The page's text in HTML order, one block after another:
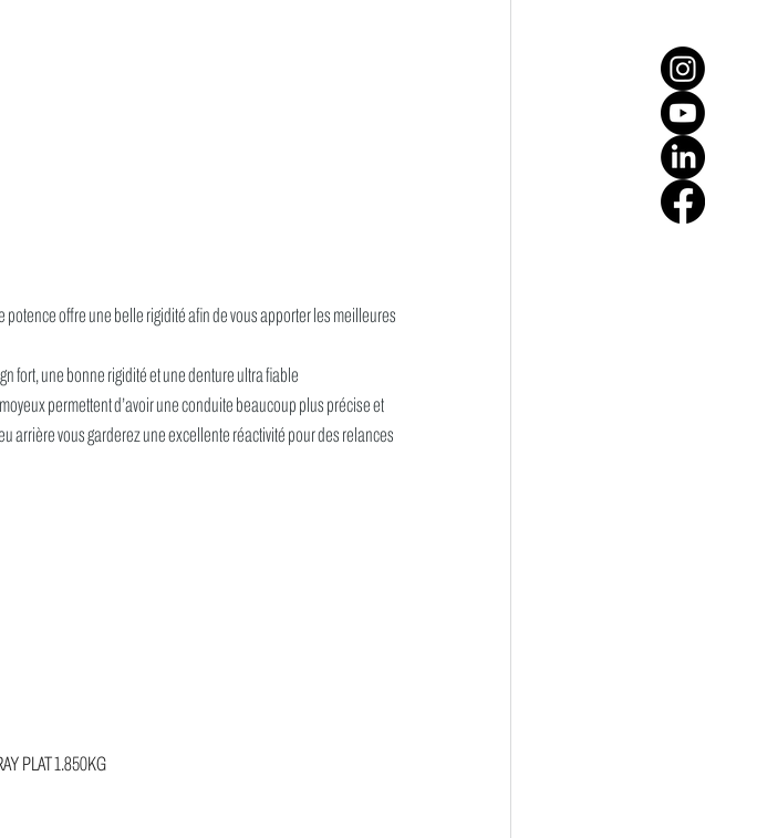
offre une belle rigidité afin de vous apporter les meilleures
fort, une bonne rigidité et une denture ultra fiable
permettent d’avoir une conduite beaucoup plus précise et
arrière vous garderez une excellente réactivité pour des relances
PLAT 1.850KG